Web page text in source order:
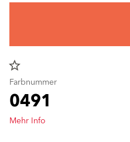
star_border
Farbnummer
0491
Mehr Info